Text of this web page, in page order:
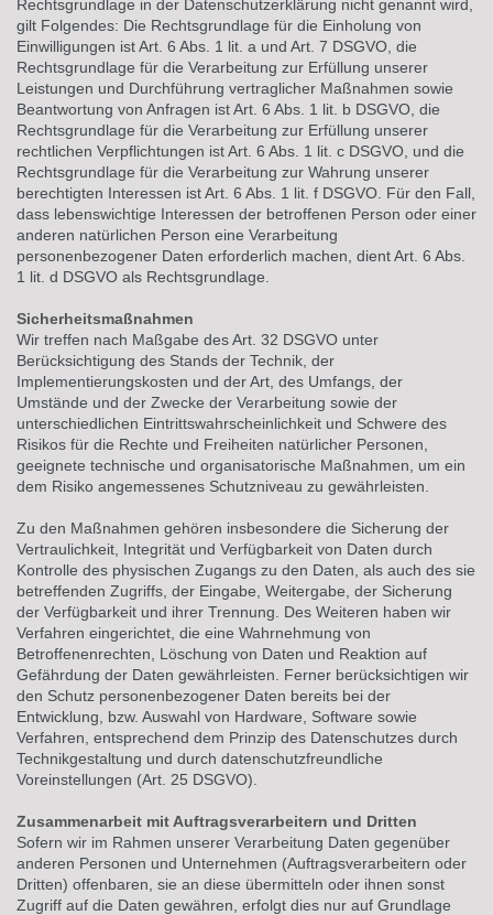
Rechtsgrundlage in der Datenschutzerklärung nicht genannt wird,
gilt Folgendes: Die Rechtsgrundlage für die Einholung von
Einwilligungen ist Art. 6 Abs. 1 lit. a und Art. 7 DSGVO, die
Rechtsgrundlage für die Verarbeitung zur Erfüllung unserer
Leistungen und Durchführung vertraglicher Maßnahmen sowie
Beantwortung von Anfragen ist Art. 6 Abs. 1 lit. b DSGVO, die
Rechtsgrundlage für die Verarbeitung zur Erfüllung unserer
rechtlichen Verpflichtungen ist Art. 6 Abs. 1 lit. c DSGVO, und die
Rechtsgrundlage für die Verarbeitung zur Wahrung unserer
berechtigten Interessen ist Art. 6 Abs. 1 lit. f DSGVO. Für den Fall,
dass lebenswichtige Interessen der betroffenen Person oder einer
anderen natürlichen Person eine Verarbeitung
personenbezogener Daten erforderlich machen, dient Art. 6 Abs.
1 lit. d DSGVO als Rechtsgrundlage.
Sicherheitsmaßnahmen
Wir treffen nach Maßgabe des Art. 32 DSGVO unter
Berücksichtigung des Stands der Technik, der
Implementierungskosten und der Art, des Umfangs, der
Umstände und der Zwecke der Verarbeitung sowie der
unterschiedlichen Eintrittswahrscheinlichkeit und Schwere des
Risikos für die Rechte und Freiheiten natürlicher Personen,
geeignete technische und organisatorische Maßnahmen, um ein
dem Risiko angemessenes Schutzniveau zu gewährleisten.
Zu den Maßnahmen gehören insbesondere die Sicherung der
Vertraulichkeit, Integrität und Verfügbarkeit von Daten durch
Kontrolle des physischen Zugangs zu den Daten, als auch des sie
betreffenden Zugriffs, der Eingabe, Weitergabe, der Sicherung
der Verfügbarkeit und ihrer Trennung. Des Weiteren haben wir
Verfahren eingerichtet, die eine Wahrnehmung von
Betroffenenrechten, Löschung von Daten und Reaktion auf
Gefährdung der Daten gewährleisten. Ferner berücksichtigen wir
den Schutz personenbezogener Daten bereits bei der
Entwicklung, bzw. Auswahl von Hardware, Software sowie
Verfahren, entsprechend dem Prinzip des Datenschutzes durch
Technikgestaltung und durch datenschutzfreundliche
Voreinstellungen (Art. 25 DSGVO).
Zusammenarbeit mit Auftragsverarbeitern und Dritten
Sofern wir im Rahmen unserer Verarbeitung Daten gegenüber
anderen Personen und Unternehmen (Auftragsverarbeitern oder
Dritten) offenbaren, sie an diese übermitteln oder ihnen sonst
Zugriff auf die Daten gewähren, erfolgt dies nur auf Grundlage